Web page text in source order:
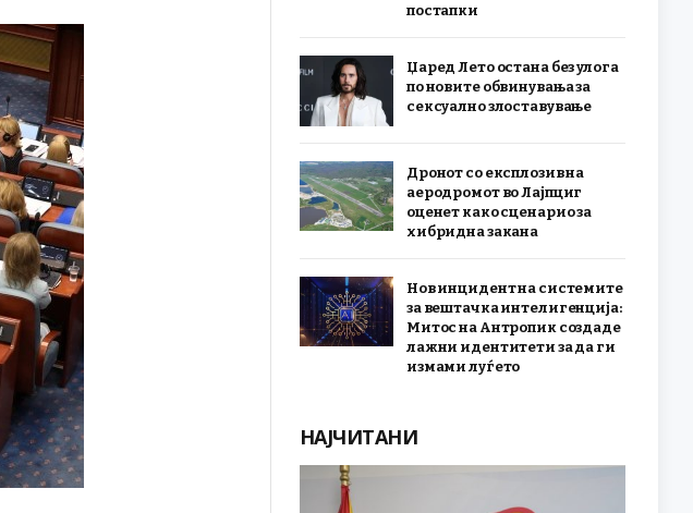
постапки
Џаред Лето остана без улога
по новите обвинувања за
сексуално злоставување
Дронот со експлозив на
аеродромот во Лајпциг
оценет како сценарио за
хибридна закана
Нов инцидент на системите
за вештачка интелигенција:
Митос на Антропик создаде
лажни идентитети за да ги
измами луѓето
НАЈЧИТАНИ